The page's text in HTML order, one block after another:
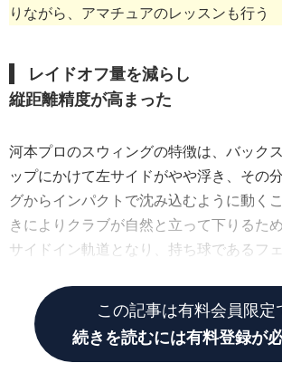
りながら、アマチュアのレッスンも行う
レイドオフ量を減らし
縦距離精度が高まった
河本プロのスウィングの特徴は、バック
ップにかけて左サイドがやや浮き、その
グからインパクトで沈み込むように動く
きによりクラブが自然と立って下りるた
サイドイン軌道となり、持ち球であるフ
この記事は有料会員限定
続きを読むには有料登録が